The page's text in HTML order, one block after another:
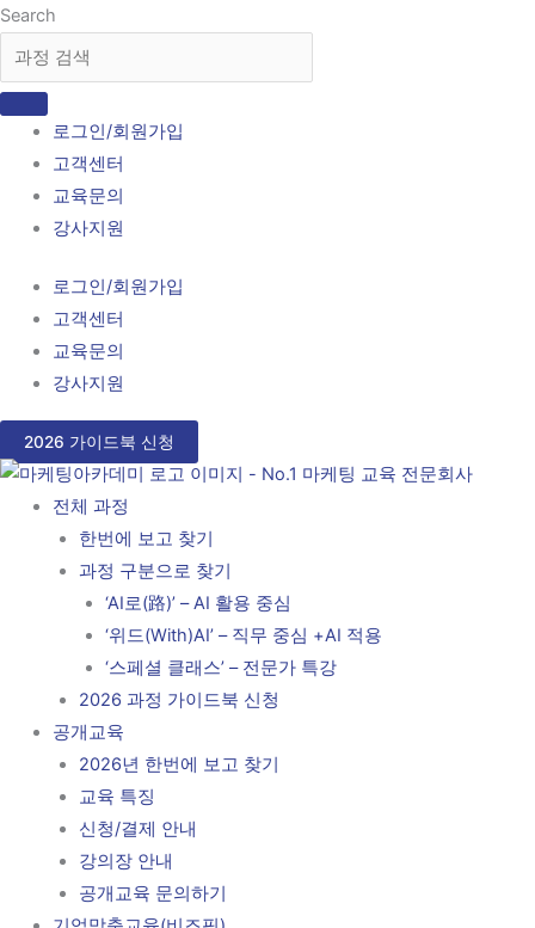
콘
텐
츠
로
Search
로그인/회원가입
고객센터
교육문의
강사지원
로그인/회원가입
고객센터
교육문의
강사지원
2026 가이드북 신청
전체 과정
한번에 보고 찾기
과정 구분으로 찾기
‘AI로(路)’ – AI 활용 중심
‘위드(With)AI’ – 직무 중심 +AI 적용
‘스페셜 클래스’ – 전문가 특강
2026 과정 가이드북 신청
공개교육
2026년 한번에 보고 찾기
교육 특징
신청/결제 안내
강의장 안내
공개교육 문의하기